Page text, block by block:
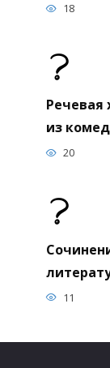
18
Речевая
из
20
11